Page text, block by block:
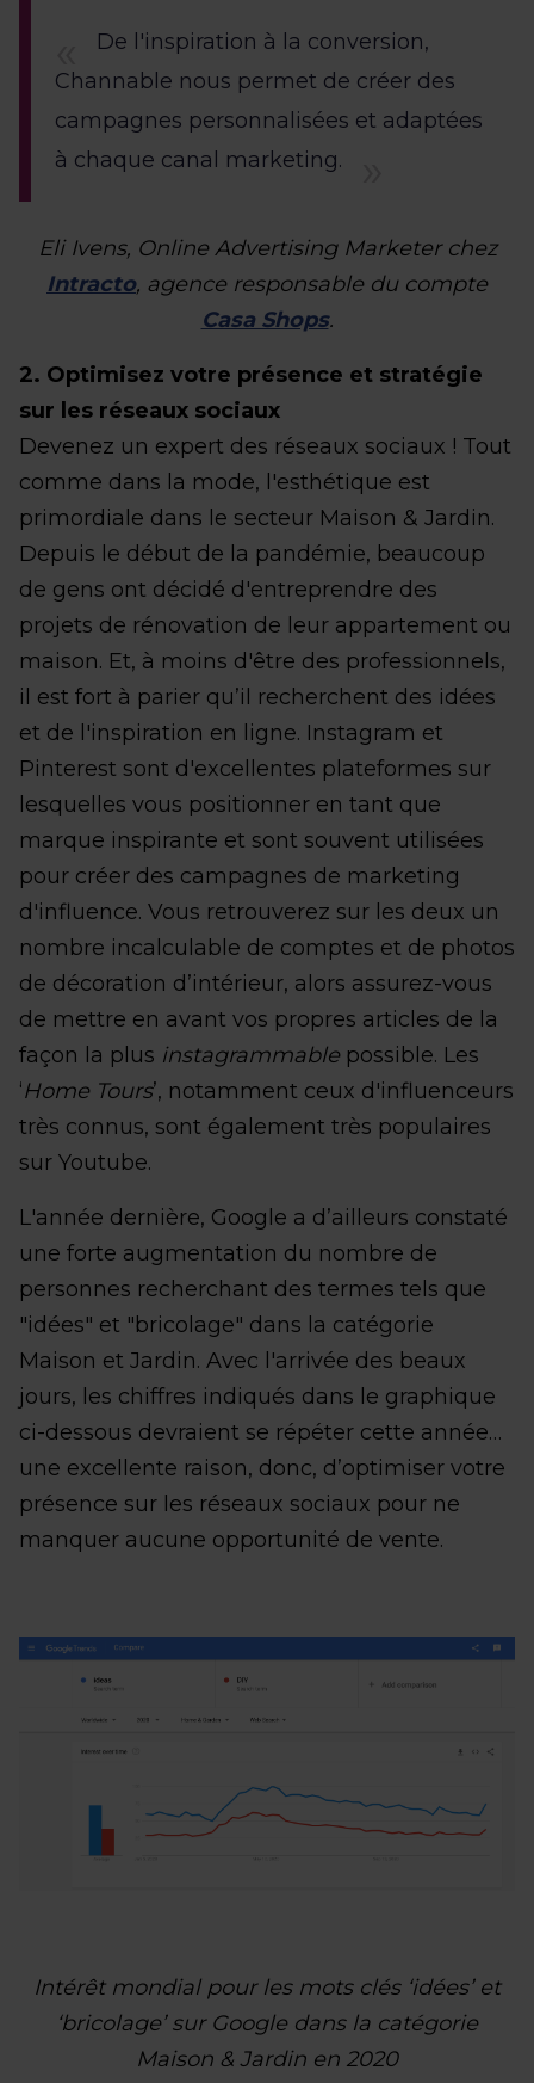
De l'inspiration à la conversion,
Channable nous permet de créer des
campagnes personnalisées et adaptées
à chaque canal marketing.
Eli Ivens, Online Advertising Marketer chez
Intracto, agence responsable du compte
Casa Shops.
2. Optimisez votre présence et stratégie
sur les réseaux sociaux
Devenez un expert des réseaux sociaux ! Tout
comme dans la mode, l'esthétique est
primordiale dans le secteur Maison & Jardin.
Depuis le début de la pandémie, beaucoup
de gens ont décidé d'entreprendre des
projets de rénovation de leur appartement ou
maison. Et, à moins d'être des professionnels,
il est fort à parier qu’il recherchent des idées
et de l'inspiration en ligne. Instagram et
Pinterest sont d'excellentes plateformes sur
lesquelles vous positionner en tant que
marque inspirante et sont souvent utilisées
pour créer des campagnes de marketing
d'influence. Vous retrouverez sur les deux un
nombre incalculable de comptes et de photos
de décoration d’intérieur, alors assurez-vous
de mettre en avant vos propres articles de la
façon la plus instagrammable possible. Les
‘Home Tours’, notamment ceux d'influenceurs
très connus, sont également très populaires
sur Youtube.
L'année dernière, Google a d’ailleurs constaté
une forte augmentation du nombre de
personnes recherchant des termes tels que
"idées" et "bricolage" dans la catégorie
Maison et Jardin. Avec l'arrivée des beaux
jours, les chiffres indiqués dans le graphique
ci-dessous devraient se répéter cette année…
une excellente raison, donc, d’optimiser votre
présence sur les réseaux sociaux pour ne
manquer aucune opportunité de vente.
Intérêt mondial pour les mots clés ‘idées’ et
‘bricolage’ sur Google dans la catégorie
Maison & Jardin en 2020